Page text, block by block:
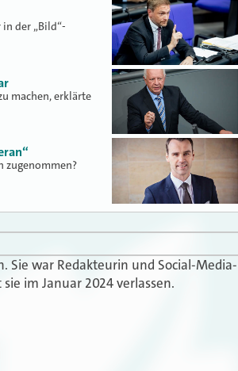
der „Bild“-
machen, erklärte
zugenommen?
Sie war Redakteurin und Social-Media-
im Januar 2024 verlassen.